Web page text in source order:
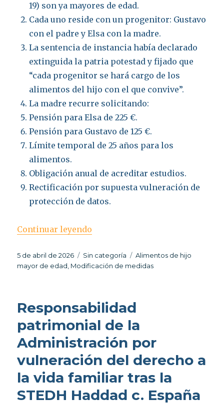
19) son ya mayores de edad.
Cada uno reside con un progenitor: Gustavo
con el padre y Elsa con la madre.
La sentencia de instancia había declarado
extinguida la patria potestad y fijado que
“cada progenitor se hará cargo de los
alimentos del hijo con el que convive”.
La madre recurre solicitando:
Pensión para Elsa de 225 €.
Pensión para Gustavo de 125 €.
Límite temporal de 25 años para los
alimentos.
Obligación anual de acreditar estudios.
Rectificación por supuesta vulneración de
protección de datos.
Continuar leyendo
Publicado
el
5 de abril de 2026 Categorías
Sin categoría Etiquetas
Alimentos de hijo
mayor de edad, Modificación de medidas
Responsabilidad
patrimonial de la
Administración por
vulneración del derecho a
la vida familiar tras la
STEDH Haddad c. España